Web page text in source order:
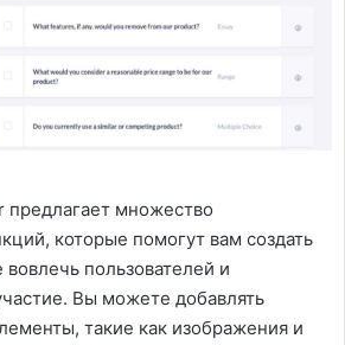
предлагает множество
которые помогут вам создать
пользователей и
Вы можете добавлять
такие как изображения и